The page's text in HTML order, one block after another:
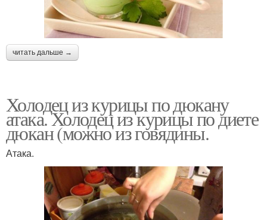
читать дальше →
Холодец из курицы по дюкану
атака. Холодец из курицы по диете
дюкан (можно из говядины.
Атака.